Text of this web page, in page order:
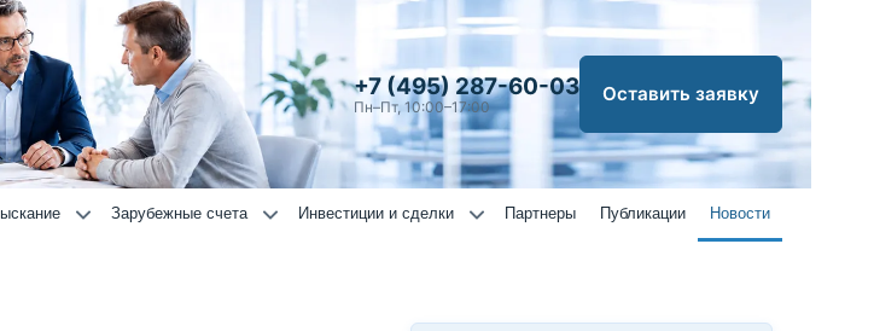
+7 (495) 287-60-03
Пн–Пт, 10:00–17:00
Оставить заявку
Зарубежные счета Инвестиции и сделки Партнеры Публикации Новости